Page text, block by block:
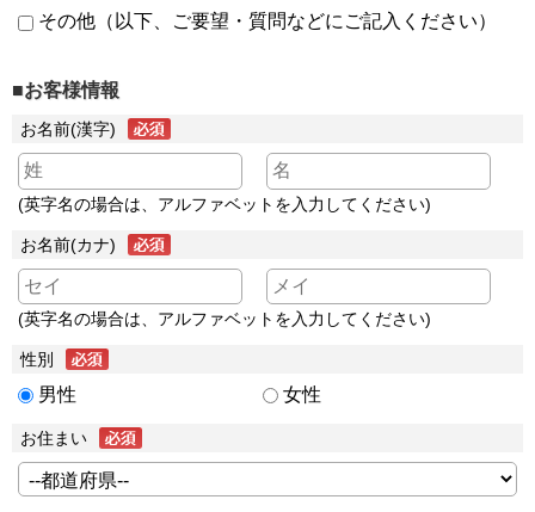
その他（以下、ご要望・質問などにご記入ください）
■お客様情報
お名前(漢字)
(英字名の場合は、アルファベットを入力してください)
お名前(カナ)
(英字名の場合は、アルファベットを入力してください)
性別
男性 女性
お住まい